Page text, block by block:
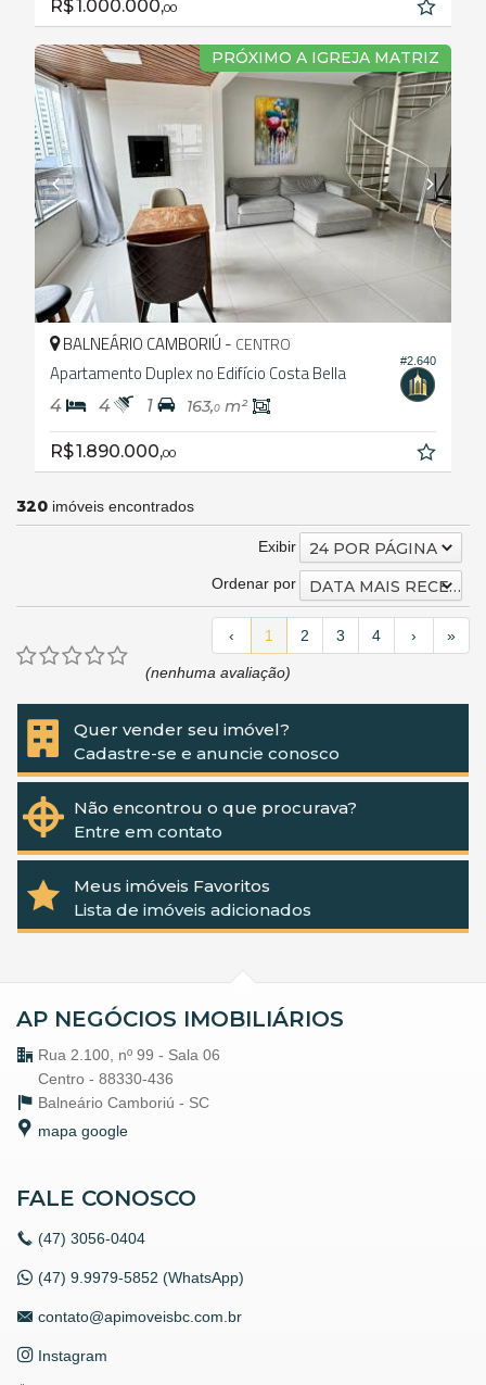
R$ 1.000.000,00
PRÓXIMO A IGREJA MATRIZ
#2.640
BALNEÁRIO CAMBORIÚ - CENTRO
Apartamento Duplex no Edifício Costa Bella
4 4 1 163,0 m²
R$ 1.890.000,00
320 imóveis encontrados
Exibir 24 POR PÁGINA
Ordenar por DATA MAIS RECENTE
‹ 1 2 3 4 › »
(nenhuma avaliação)
Quer vender seu imóvel?
Cadastre-se e anuncie conosco
Não encontrou o que procurava?
Entre em contato
Meus imóveis Favoritos
Lista de imóveis adicionados
AP NEGÓCIOS IMOBILIÁRIOS
Rua 2.100, nº 99 - Sala 06
Centro - 88330-436
Balneário Camboriú - SC
mapa google
FALE CONOSCO
(47) 3056-0404
(47) 9.9979-5852 (WhatsApp)
contato@apimoveisbc.com.br
Instagram